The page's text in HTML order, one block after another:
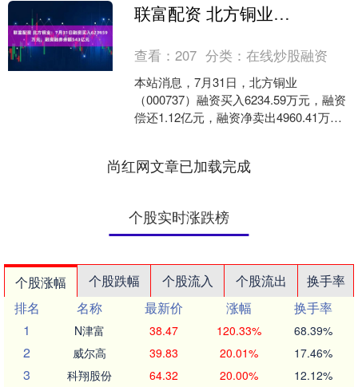
联富配资 北方铜业：7月31日融资买入623459万元，融资融券余额543亿元
查看：207 分类：在线炒股融资
本站消息，7月31日，北方铜业
（000737）融资买入6234.59万元，融资
偿还1.12亿元，融资净卖出4960.41万
尚红网文章已加载完成
个股实时涨跌榜
个股涨幅 个股跌幅 个股流入 个股流出
换手率
排名
名称 最新价 涨幅
换手率
1
N津富 38.47 120.33% 68.39%
2 威尔高 39.83 20.01% 17.46%
3 科翔股份 64.32 20.00% 12.12%